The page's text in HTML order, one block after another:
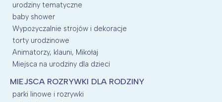
urodziny tematyczne
baby shower
Wypożyczalnie strojów i dekoracje
torty urodzinowe
Animatorzy, klauni, Mikołaj
Miejsca na urodziny dla dzieci
MIEJSCA ROZRYWKI DLA RODZINY
parki linowe i rozrywki